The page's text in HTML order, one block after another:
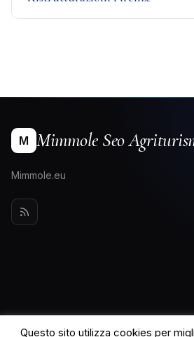
M Mimmole Seo
Mimmole.eu
Questo sito utilizza cookies per